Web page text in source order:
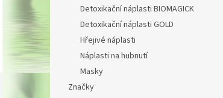
Detoxikační náplasti BIOMAGICK
Detoxikační náplasti GOLD
Hřejivé náplasti
Náplasti na hubnutí
Masky
Značky